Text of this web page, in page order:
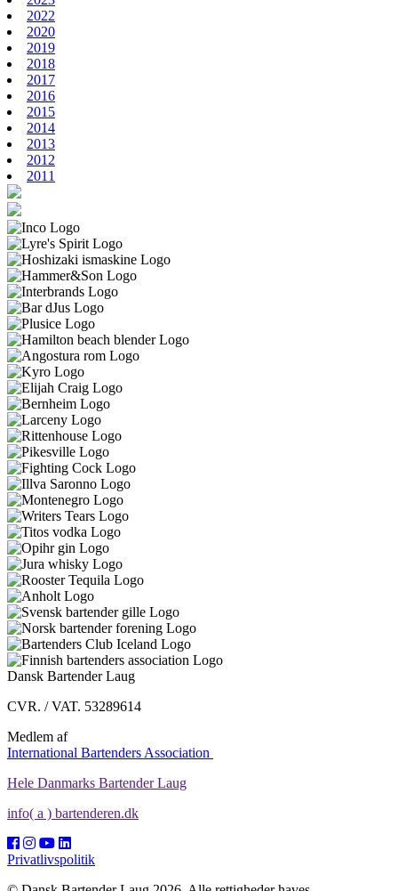
2022
2020
2019
2018
2017
2016
2015
2014
2013
2012
2011
Dansk Bartender Laug
CVR. / VAT. 53289614
Medlem af
International Bartenders Association
Hele Danmarks Bartender Laug
info( a ) bartenderen.dk
Privatlivspolitik